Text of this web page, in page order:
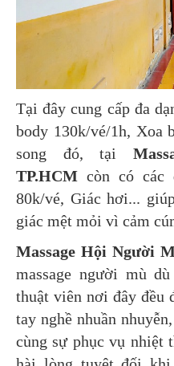
Tại đây cung cấp đa
body 130k/vé/1h, Xoa
song đó, tại
TP.HCM còn có các
80k/vé, Giác hơi...
giác mệt mỏi vì cảm
Massage Hội Người
massage người mù
thuật viên nơi đây đều
tay nghề nhuần
cùng sự phục vụ nhiệt